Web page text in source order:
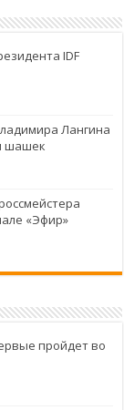
IDF
Лангина
шашек
«Эфир»
пройдет во